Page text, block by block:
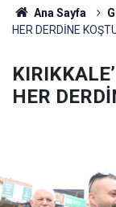
Ana Sayfa
HER DERDİNE
HER